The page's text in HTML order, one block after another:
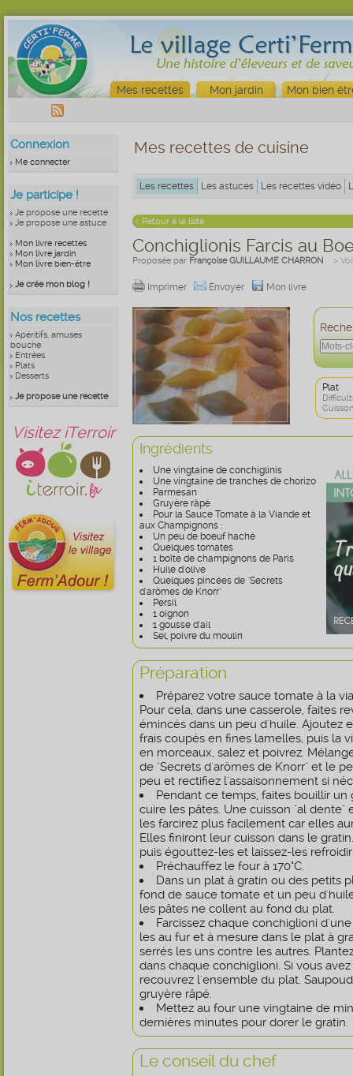
Mes recettes Mon jardin Mon bien
Connexion
Me connecter
Je participe !
Je propose une recette
Je propose une astuce
Mon livre recettes
Mon livre jardin
Mon livre bien-être
Je crée mon blog !
Nos recettes
Apéritifs, amuses
bouche
Entrées
Plats
Desserts
Je propose une recette
Visitez iTerroir
Mes recettes de cuisine
Les recettes Les astuces Les recettes vidéo
< Retour à la liste
Conchiglionis Farcis au
Proposée par Françoise GUILLAUME CHARRON >
Imprimer Envoyer Mon livre
Plat
Ingrédients
Une vingtaine de conchiglinis
Une vingtaine de tranches de chorizo
Parmesan
Gruyère râpé
Pour la Sauce Tomate à la Viande et
aux Champignons :
Un peu de boeuf haché
Quelques tomates
1 boîte de champignons de Paris
Huile d'olive
Quelques pincées de "Secrets
d'arômes de Knorr"
Persil
1 oignon
1 gousse d'ail
Sel, poivre du moulin
Préparation
Préparez votre sauce tomate à la
Pour cela, dans une casserole, faites
émincés dans un peu d'huile. Ajoutez
frais coupés en fines lamelles, puis la
en morceaux, salez et poivrez.
de "Secrets d'arömes de Knorr" et le
peu et rectifiez l'assaisonnement si
Pendant ce temps, faites bouillir
cuire les pâtes. Une cuisson "al dente"
les farcirez plus facilement car elles
Elles finiront leur cuisson dans le
puis égouttez-les et laissez-les
Préchauffez le four à 170°C.
Dans un plat à gratin ou des petits
fond de sauce tomate et un peu
les pâtes ne collent au fond du plat.
Farcissez chaque conchiglioni
les au fur et à mesure dans le plat à
serrés les uns contre les autres.
dans chaque conchiglioni. Si vous
recouvrez l'ensemble du plat.
gruyère râpé.
Mettez au four une vingtaine de
dernières minutes pour dorer le gratin.
Le conseil du chef